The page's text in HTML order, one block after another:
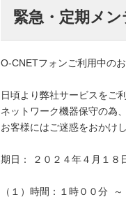
緊急・定期メ
O-CNETフォンご利用中の
日頃より弊社サービスをご
ネットワーク機器保守の為
お客様にはご迷惑をおかけ
期日： ２０２４年４月１８
（１）時間：１時００分